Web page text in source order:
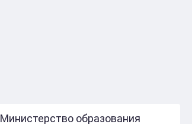
Министерство образования